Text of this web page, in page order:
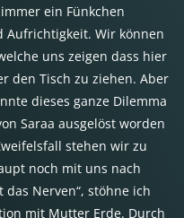
ein Fünkchen
Aufrichtigkeit. Wir können
uns zeigen dass hier
den Tisch zu ziehen. Aber
dieses ganze Dilemma
Saraa ausgelöst worden
stehen wir zu
noch mit uns nach
Nerven“, stöhne ich
mit Mutter Erde. Durch